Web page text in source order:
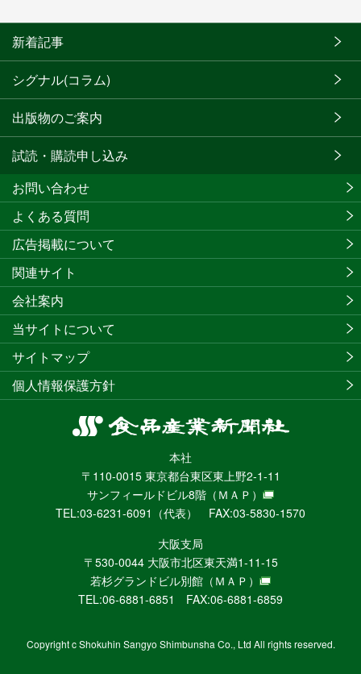
新着記事
シグナル(コラム)
出版物のご案内
試読・購読申し込み
食
産
業
新
聞
社
ニ
ュ
ー
WEB
本社
〒110-0015 東京都台東区東上野2-1-11
サンフィールドビル8階 （ＭＡＰ）
TEL:03-6231-6091（代表） FAX:03-5830-1570
大阪支局
〒530-0044 大阪市北区東天満1-11-15
若杉グランドビル別館 （ＭＡＰ）
TEL:06-6881-6851 FAX:06-6881-6859
お問い合わせ
よくある質問
広告掲載について
関連サイト
会社案内
当サイトについて
サイトマップ
個人情報保護方針
Copyright c Shokuhin Sangyo Shimbunsha Co., Ltd All rights reserved.